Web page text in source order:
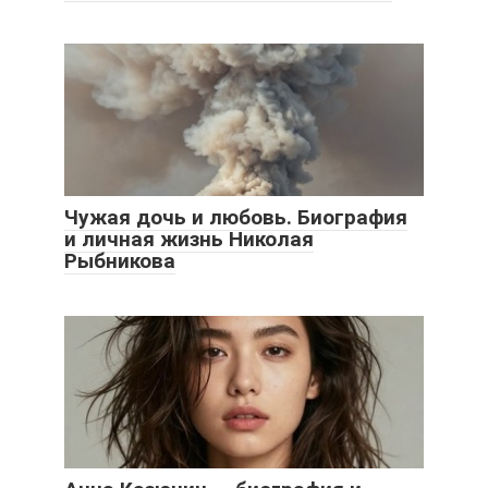
Чужая дочь и любовь. Биография
и личная жизнь Николая
Рыбникова